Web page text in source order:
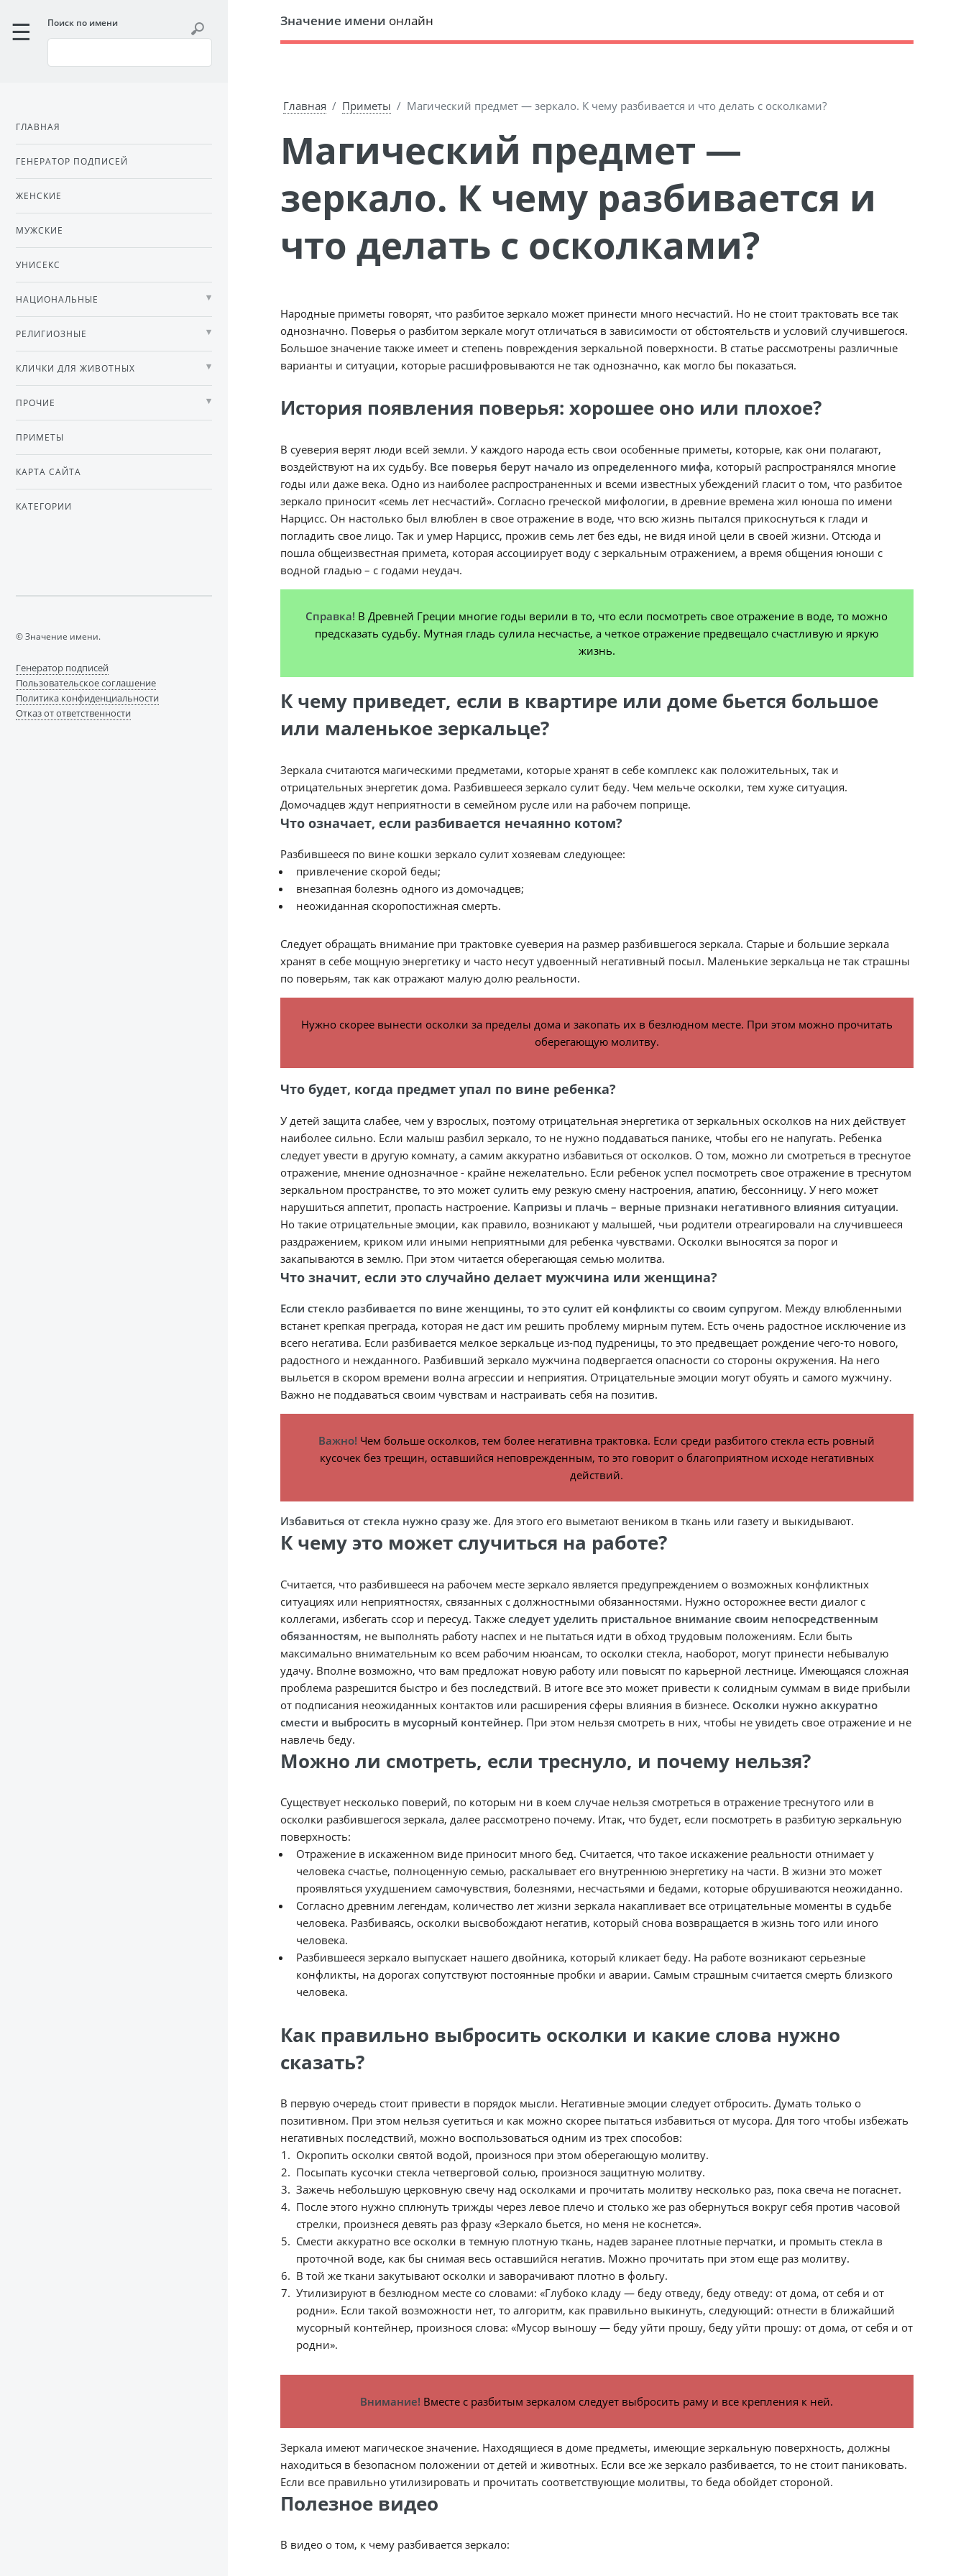
Значение имени онлайн
Главная Приметы Магический предмет — зеркало. К чему разбивается и что делать с осколками?
Магический предмет —
зеркало. К чему разбивается и
что делать с осколками?
Народные приметы говорят, что разбитое зеркало может принести много несчастий. Но не стоит трактовать все так
однозначно. Поверья о разбитом зеркале могут отличаться в зависимости от обстоятельств и условий случившегося.
Большое значение также имеет и степень повреждения зеркальной поверхности. В статье рассмотрены различные
варианты и ситуации, которые расшифровываются не так однозначно, как могло бы показаться.
История появления поверья: хорошее оно или плохое?
В суеверия верят люди всей земли. У каждого народа есть свои особенные приметы, которые, как они полагают,
воздействуют на их судьбу. Все поверья берут начало из определенного мифа, который распространялся многие
годы или даже века. Одно из наиболее распространенных и всеми известных убеждений гласит о том, что разбитое
зеркало приносит «семь лет несчастий». Согласно греческой мифологии, в древние времена жил юноша по имени
Нарцисс. Он настолько был влюблен в свое отражение в воде, что всю жизнь пытался прикоснуться к глади и
погладить свое лицо. Так и умер Нарцисс, прожив семь лет без еды, не видя иной цели в своей жизни. Отсюда и
пошла общеизвестная примета, которая ассоциирует воду с зеркальным отражением, а время общения юноши с
водной гладью – с годами неудач.
Справка! В Древней Греции многие годы верили в то, что если посмотреть свое отражение в воде, то можно
предсказать судьбу. Мутная гладь сулила несчастье, а четкое отражение предвещало счастливую и яркую
жизнь.
К чему приведет, если в квартире или доме бьется большое
или маленькое зеркальце?
Зеркала считаются магическими предметами, которые хранят в себе комплекс как положительных, так и
отрицательных энергетик дома. Разбившееся зеркало сулит беду. Чем мельче осколки, тем хуже ситуация.
Домочадцев ждут неприятности в семейном русле или на рабочем поприще.
Что означает, если разбивается нечаянно котом?
Разбившееся по вине кошки зеркало сулит хозяевам следующее:
привлечение скорой беды;
внезапная болезнь одного из домочадцев;
неожиданная скоропостижная смерть.
Следует обращать внимание при трактовке суеверия на размер разбившегося зеркала. Старые и большие зеркала
хранят в себе мощную энергетику и часто несут удвоенный негативный посыл. Маленькие зеркальца не так страшны
по поверьям, так как отражают малую долю реальности.
Нужно скорее вынести осколки за пределы дома и закопать их в безлюдном месте. При этом можно прочитать
оберегающую молитву.
Что будет, когда предмет упал по вине ребенка?
У детей защита слабее, чем у взрослых, поэтому отрицательная энергетика от зеркальных осколков на них действует
наиболее сильно. Если малыш разбил зеркало, то не нужно поддаваться панике, чтобы его не напугать. Ребенка
следует увести в другую комнату, а самим аккуратно избавиться от осколков. О том, можно ли смотреться в треснутое
отражение, мнение однозначное - крайне нежелательно. Если ребенок успел посмотреть свое отражение в треснутом
зеркальном пространстве, то это может сулить ему резкую смену настроения, апатию, бессонницу. У него может
нарушиться аппетит, пропасть настроение. Капризы и плачь – верные признаки негативного влияния ситуации.
Но такие отрицательные эмоции, как правило, возникают у малышей, чьи родители отреагировали на случившееся
раздражением, криком или иными неприятными для ребенка чувствами. Осколки выносятся за порог и
закапываются в землю. При этом читается оберегающая семью молитва.
Что значит, если это случайно делает мужчина или женщина?
Если стекло разбивается по вине женщины, то это сулит ей конфликты со своим супругом. Между влюбленными
встанет крепкая преграда, которая не даст им решить проблему мирным путем. Есть очень радостное исключение из
всего негатива. Если разбивается мелкое зеркальце из-под пудреницы, то это предвещает рождение чего-то нового,
радостного и нежданного. Разбивший зеркало мужчина подвергается опасности со стороны окружения. На него
выльется в скором времени волна агрессии и неприятия. Отрицательные эмоции могут обуять и самого мужчину.
Важно не поддаваться своим чувствам и настраивать себя на позитив.
Важно! Чем больше осколков, тем более негативна трактовка. Если среди разбитого стекла есть ровный
кусочек без трещин, оставшийся неповрежденным, то это говорит о благоприятном исходе негативных
действий.
Избавиться от стекла нужно сразу же. Для этого его выметают веником в ткань или газету и выкидывают.
К чему это может случиться на работе?
Считается, что разбившееся на рабочем месте зеркало является предупреждением о возможных конфликтных
ситуациях или неприятностях, связанных с должностными обязанностями. Нужно осторожнее вести диалог с
коллегами, избегать ссор и пересуд. Такжеследует уделить пристальное внимание своим непосредственным
обязанностям, не выполнять работу наспех и не пытаться идти в обход трудовым положениям. Если быть
максимально внимательным ко всем рабочим нюансам, то осколки стекла, наоборот, могут принести небывалую
удачу. Вполне возможно, что вам предложат новую работу или повысят по карьерной лестнице. Имеющаяся сложная
проблема разрешится быстро и без последствий. В итоге все это может привести к солидным суммам в виде прибыли
от подписания неожиданных контактов или расширения сферы влияния в бизнесе. Осколки нужно аккуратно
смести и выбросить в мусорный контейнер. При этом нельзя смотреть в них, чтобы не увидеть свое отражение и не
навлечь беду.
Можно ли смотреть, если треснуло, и почему нельзя?
Существует несколько поверий, по которым ни в коем случае нельзя смотреться в отражение треснутого или в
осколки разбившегося зеркала, далее рассмотрено почему. Итак, что будет, если посмотреть в разбитую зеркальную
поверхность:
Отражение в искаженном виде приносит много бед. Считается, что такое искажение реальности отнимает у
человека счастье, полноценную семью, раскалывает его внутреннюю энергетику на части. В жизни это может
проявляться ухудшением самочувствия, болезнями, несчастьями и бедами, которые обрушиваются неожиданно.
Согласно древним легендам, количество лет жизни зеркала накапливает все отрицательные моменты в судьбе
человека. Разбиваясь, осколки высвобождают негатив, который снова возвращается в жизнь того или иного
человека.
Разбившееся зеркало выпускает нашего двойника, который кликает беду. На работе возникают серьезные
конфликты, на дорогах сопутствуют постоянные пробки и аварии. Самым страшным считается смерть близкого
человека.
Как правильно выбросить осколки и какие слова нужно
сказать?
В первую очередь стоит привести в порядок мысли. Негативные эмоции следует отбросить. Думать только о
позитивном. При этом нельзя суетиться и как можно скорее пытаться избавиться от мусора. Для того чтобы избежать
негативных последствий, можно воспользоваться одним из трех способов:
Окропить осколки святой водой, произнося при этом оберегающую молитву.
Посыпать кусочки стекла четверговой солью, произнося защитную молитву.
Зажечь небольшую церковную свечу над осколками и прочитать молитву несколько раз, пока свеча не погаснет.
После этого нужно сплюнуть трижды через левое плечо и столько же раз обернуться вокруг себя против часовой
стрелки, произнеся девять раз фразу «Зеркало бьется, но меня не коснется».
Смести аккуратно все осколки в темную плотную ткань, надев заранее плотные перчатки, и промыть стекла в
проточной воде, как бы снимая весь оставшийся негатив. Можно прочитать при этом еще раз молитву.
В той же ткани закутывают осколки и заворачивают плотно в фольгу.
Утилизируют в безлюдном месте со словами: «Глубоко кладу — беду отведу, беду отведу: от дома, от себя и от
родни». Если такой возможности нет, то алгоритм, как правильно выкинуть, следующий: отнести в ближайший
мусорный контейнер, произнося слова: «Мусор выношу — беду уйти прошу, беду уйти прошу: от дома, от себя и от
родни».
Внимание! Вместе с разбитым зеркалом следует выбросить раму и все крепления к ней.
Зеркала имеют магическое значение. Находящиеся в доме предметы, имеющие зеркальную поверхность, должны
находиться в безопасном положении от детей и животных. Если все же зеркало разбивается, то не стоит паниковать.
Если все правильно утилизировать и прочитать соответствующие молитвы, то беда обойдет стороной.
Полезное видео
В видео о том, к чему разбивается зеркало:
Поиск по имени
ГЛАВНАЯ
ГЕНЕРАТОР ПОДПИСЕЙ
ЖЕНСКИЕ
МУЖСКИЕ
УНИСЕКС
НАЦИОНАЛЬНЫЕ
РЕЛИГИОЗНЫЕ
КЛИЧКИ ДЛЯ ЖИВОТНЫХ
ПРОЧИЕ
ПРИМЕТЫ
КАРТА САЙТА
КАТЕГОРИИ
© Значение имени.
Генератор подписей
Пользовательское соглашение
Политика конфиденциальности
Отказ от ответственности